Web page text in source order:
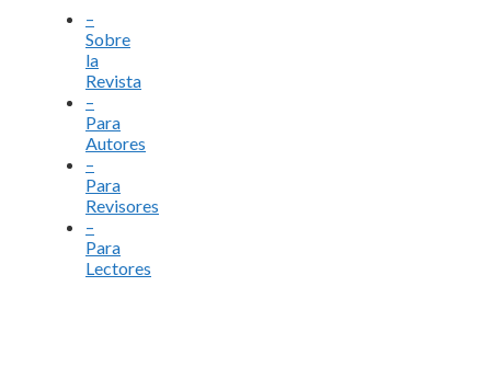
–
Sobre
la
Revista
–
Para
Autores
–
Para
Revisores
–
Para
Lectores